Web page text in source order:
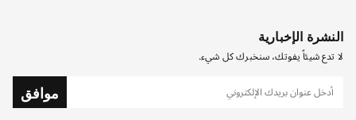
النشرة الإخبارية
لا تدع شيئاً يفوتك، سنخبرك كل شيء.
موافق